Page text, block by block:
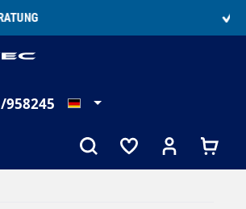
ZUFRIEDENE KUNDEN
958245